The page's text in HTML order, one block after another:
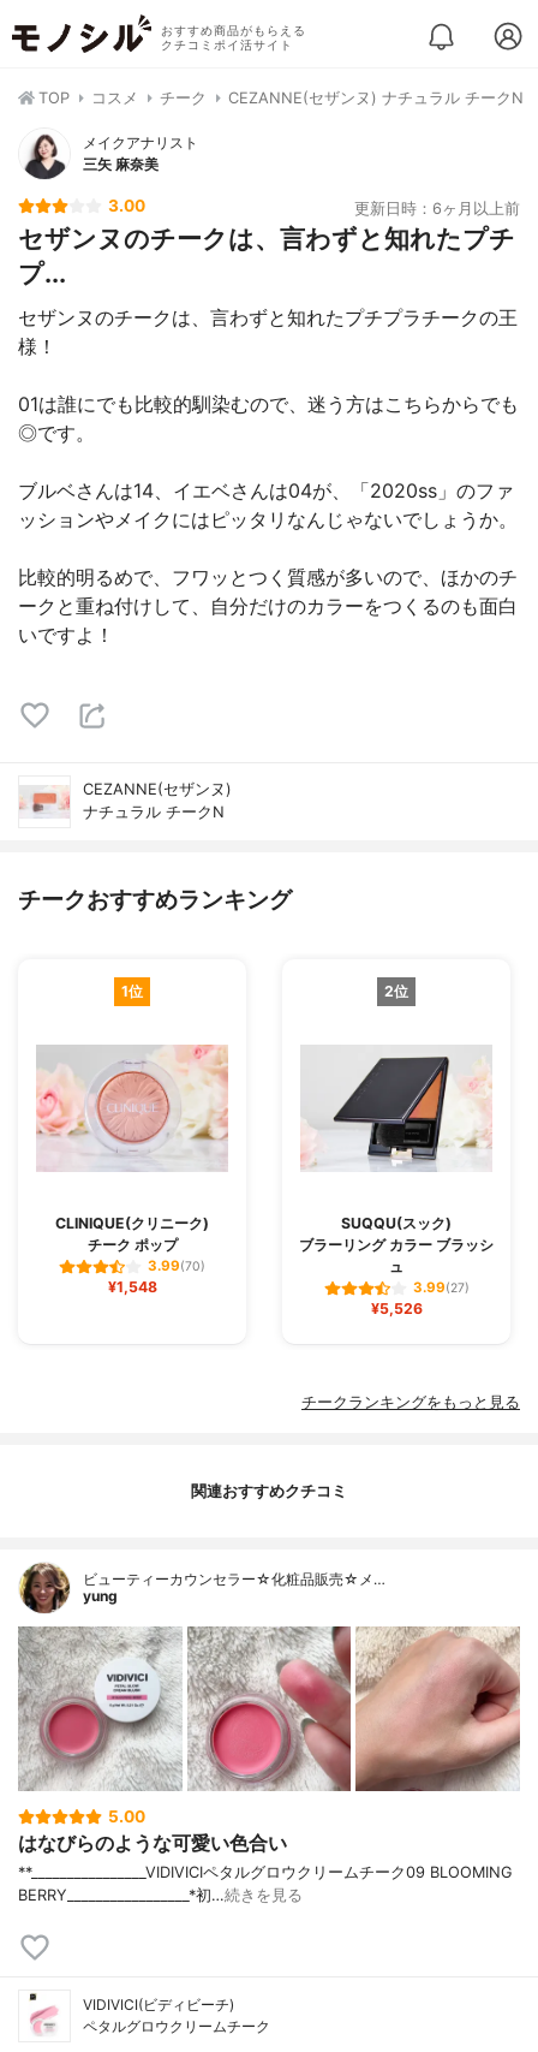
おすすめ商品がもらえる
クチコミポイ活サイト
TOP コスメ チーク CEZANNE(セザンヌ) ナチュラル チークN
メイクアナリスト
三矢 麻奈美
3.00 更新日時：6ヶ月以上前
セザンヌのチークは、言わずと知れたプチ
プ...
セザンヌのチークは、言わずと知れたプチプラチークの王
様！
01は誰にでも比較的馴染むので、迷う方はこちらからでも
◎です。
ブルベさんは14、イエベさんは04が、「2020ss」のファ
ッションやメイクにはピッタリなんじゃないでしょうか。
比較的明るめで、フワッとつく質感が多いので、ほかのチ
ークと重ね付けして、自分だけのカラーをつくるのも面白
いですよ！
CEZANNE(セザンヌ)
ナチュラル チークN
チークおすすめランキング
1位
CLINIQUE(クリニーク)
チーク ポップ
3.99(70)
¥1,548
2位
SUQQU(スック)
ブラーリング カラー ブラッシ
ュ
3.99(27)
¥5,526
チークランキングをもっと見る
関連おすすめクチコミ
ビューティーカウンセラー☆化粧品販売☆メ…
yung
5.00
はなびらのような可愛い色合い
**⁡________________⁡⁡VIDIVICI⁡ペタルグロウクリームチーク09 BLOOMING
BERRY⁡_________________*初…続きを見る
VIDIVICI(ビディビーチ)
ペタルグロウクリームチーク